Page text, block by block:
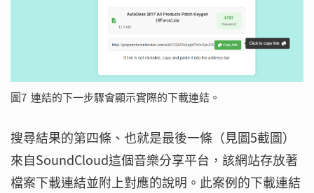
圖7 連結的下一步驟會顯示實際的下載連結。
搜尋結果的第四條、也就是最後一條（見圖5截圖）
來自SoundCloud這個音樂分享平台，該網站存放著
檔案下載連結並附上對應的說明。此案例的下載連結